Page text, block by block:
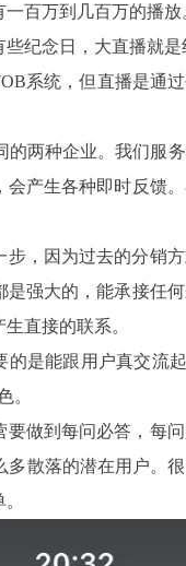
百万到几百万的播放
纪念日，大直播就
系统，但直播是通
的两种企业。我们服
会产生各种即时反馈
步，因为过去的分销
强大的，能承接任
直接的联系。
的是能跟用户真交流
。
要做到每问必答，每
多散落的潜在用户。